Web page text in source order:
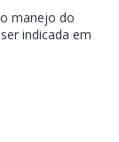
manejo do
indicada em